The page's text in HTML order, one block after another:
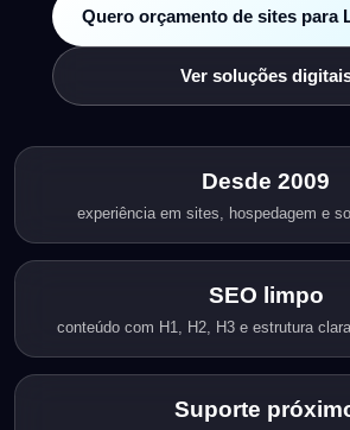
Quero orçamento de sites para
Ver soluções
Desde 2009
experiência em sites, hospedagem e
SEO limpo
conteúdo com H1, H2, H3 e estrutura
Suporte